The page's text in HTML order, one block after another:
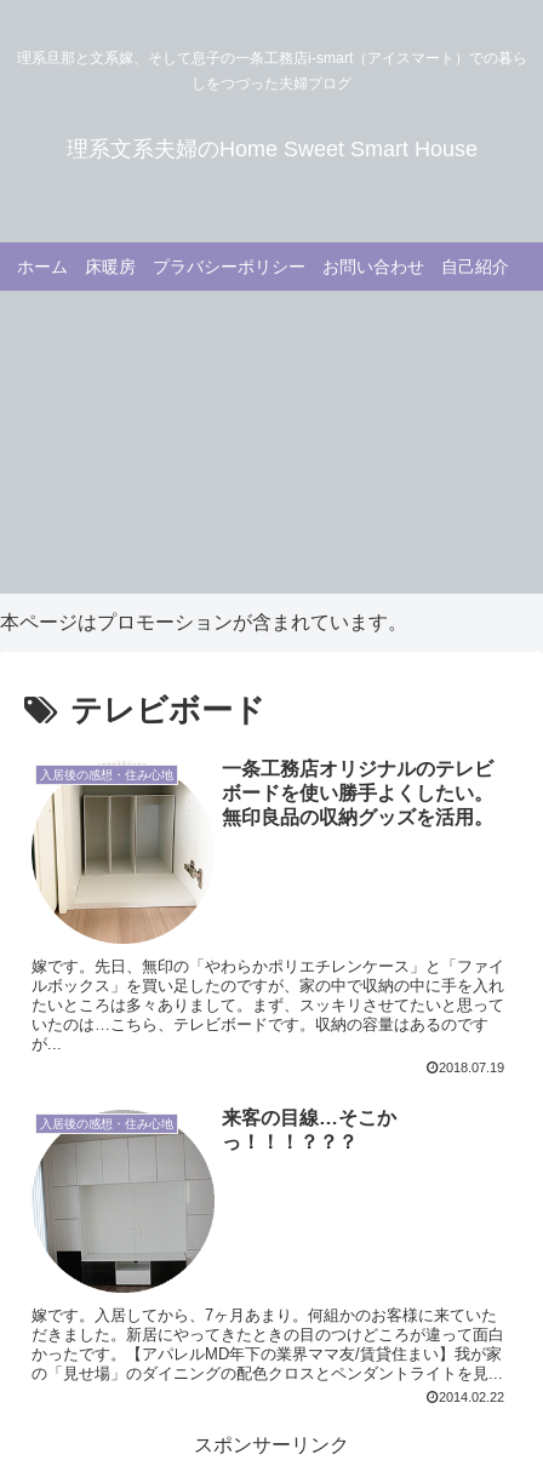
理系旦那と文系嫁、そして息子の一条工務店i-smart（アイスマート）での暮ら
しをつづった夫婦ブログ
理系文系夫婦のHome Sweet Smart House
ホーム 床暖房 プラバシーポリシー お問い合わせ 自己紹介
本ページはプロモーションが含まれています。
テレビボード
入居後の感想・住み心地
一条工務店オリジナルのテレビ
ボードを使い勝手よくしたい。
無印良品の収納グッズを活用。
嫁です。先日、無印の「やわらかポリエチレンケース」と「ファイ
ルボックス」を買い足したのですが、家の中で収納の中に手を入れ
たいところは多々ありまして。まず、スッキリさせてたいと思って
いたのは…こちら、テレビボードです。収納の容量はあるのです
が...
2018.07.19
入居後の感想・住み心地
来客の目線…そこか
っ！！！？？？
嫁です。入居してから、7ヶ月あまり。何組かのお客様に来ていた
だきました。新居にやってきたときの目のつけどころが違って面白
かったです。【アパレルMD年下の業界ママ友/賃貸住まい】我が家
の「見せ場」のダイニングの配色クロスとペンダントライトを見...
2014.02.22
スポンサーリンク